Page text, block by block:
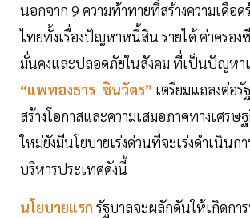
นอกจาก 9 ความท้าทายที่สร้างความเดือ
ไทยทั้งเรื่องปัญหาหนี้สิน รายได้ ค่าครอง
มั่นคงและปลอดภัยในสังคม ที่เป็นปัญหา
“แพทองธาร ชินวัตร” เตรียมแถลงต่อรั
สร้างโอกาสและความเสมอภาคทางเศรษ
ใหม่ยังมีนโยบายเร่งด่วนที่จะเร่งดำเนินก
บริหารประเทศดังนี้
นโยบายแรก รัฐบาลจะผลักดันให้เกิดการ